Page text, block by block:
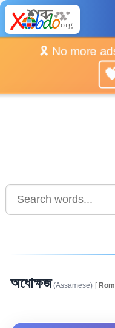
🎗️ No more
অধোক্ষজ (Assamese) [